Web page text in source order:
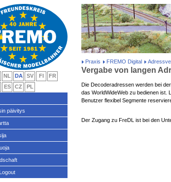
Praxis FREMO Digital
Vergabe von langen
Die Decoderadressen werden bei
das WorldWideWeb zu bedienen ist.
Benutzer flexibel Segmente
Der Zugang zu FreDL ist bei den
NL DA SV FI
FR
ES CZ
PL
päivitys